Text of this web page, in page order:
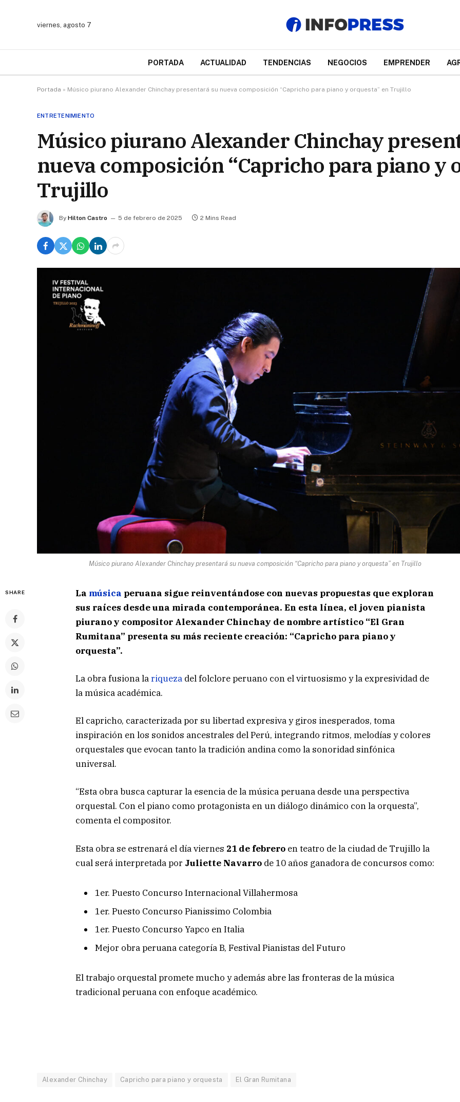
viernes, agosto 7
PORTADA ACTUALIDAD TENDENCIAS NEGOCIOS EMPRENDER
Portada » Músico piurano Alexander Chinchay presentará su nueva composición “Capricho para piano y orquesta” en Trujillo
ENTRETENIMIENTO
Músico piurano Alexander Chinchay
nueva composición “Capricho para piano y
Trujillo
By Hilton Castro 5 de febrero de 2025 2 Mins Read
Músico piurano Alexander Chinchay presentará su nueva composición “Capricho para piano y orquesta” en Trujillo
SHARE La música peruana sigue reinventándose con nuevas propuestas que exploran
sus raíces desde una mirada contemporánea. En esta línea, el joven pianista
piurano y compositor Alexander Chinchay de nombre artístico “El Gran
Rumitana” presenta su más reciente creación: “Capricho para piano y
orquesta”.
La obra fusiona lariqueza del folclore peruano con el virtuosismo y la expresividad de
la música académica.
El capricho, caracterizada por su libertad expresiva y giros inesperados, toma
inspiración en los sonidos ancestrales del Perú, integrando ritmos, melodías y colores
orquestales que evocan tanto la tradición andina como la sonoridad sinfónica
universal.
“Esta obra busca capturar la esencia de la música peruana desde una perspectiva
orquestal. Con el piano como protagonista en un diálogo dinámico con la orquesta”,
comenta el compositor.
Esta obra se estrenará el día viernes 21 de febrero en teatro de la ciudad de Trujillo la
cual será interpretada por Juliette Navarro de 10 años ganadora de concursos como:
1er. Puesto Concurso Internacional Villahermosa
⁠1er. Puesto Concurso Pianissimo Colombia
⁠1er. Puesto Concurso Yapco en Italia
Mejor obra peruana categoría B, Festival Pianistas del Futuro
El trabajo orquestal promete mucho y además abre las fronteras de la música
tradicional peruana con enfoque académico.
Alexander Chinchay Capricho para piano y orquesta El Gran Rumitana